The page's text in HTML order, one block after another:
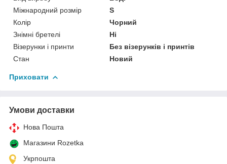
Міжнародний розмір
S
Колір
Чорний
Знімні бретелі
Ні
Візерунки і принти
Без візерунків і принтів
Стан
Новий
Приховати
Умови доставки
Нова Пошта
Магазини Rozetka
Укрпошта